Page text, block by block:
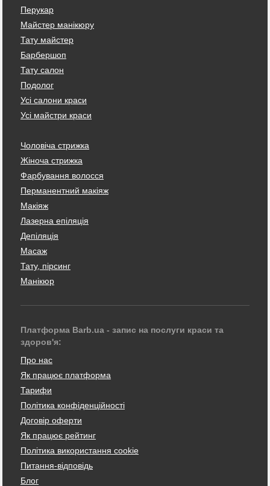
Перукар
Майстер манікюру
Тату майстер
Барбершоп
Тату салон
Подолог
Усі салони краси
Усі майстри краси
Чоловіча стрижка
Жіноча стрижка
Фарбування волосся
Перманентний макіяж
Макіяж
Лазерна епіляція
Депіляція
Масаж
Тату, пірсинг
Манікюр
Платформа Barb.ua - запис на послуги краси та
здоров'я:
Про нас
Як працює платформа
Тарифи
Політика конфіденційності
Договір оферти
Як працює рейтинг
Політика використання cookie
Питання-відповідь
Блог